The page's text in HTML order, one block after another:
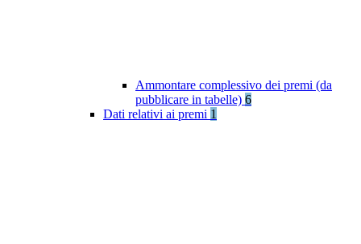
Ammontare complessivo dei premi (da
pubblicare in tabelle) 6
Dati relativi ai premi 1